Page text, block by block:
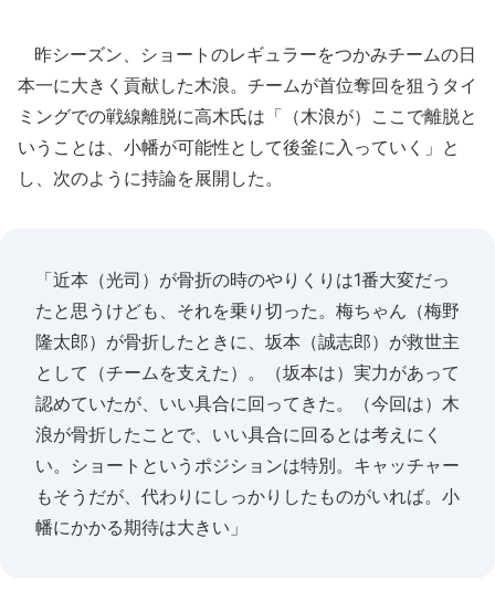
昨シーズン、ショートのレギュラーをつかみチームの日
本一に大きく貢献した木浪。チームが首位奪回を狙うタイ
ミングでの戦線離脱に高木氏は「（木浪が）ここで離脱と
いうことは、小幡が可能性として後釜に入っていく」と
し、次のように持論を展開した。
「近本（光司）が骨折の時のやりくりは1番大変だっ
たと思うけども、それを乗り切った。梅ちゃん（梅野
隆太郎）が骨折したときに、坂本（誠志郎）が救世主
として（チームを支えた）。（坂本は）実力があって
認めていたが、いい具合に回ってきた。（今回は）木
浪が骨折したことで、いい具合に回るとは考えにく
い。ショートというポジションは特別。キャッチャー
もそうだが、代わりにしっかりしたものがいれば。小
幡にかかる期待は大きい」